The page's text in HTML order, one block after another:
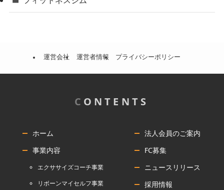
運営会社 運営者情報 プライバシーポリシー
C ONTENTS
ホーム
事業内容
エクササイズコーチ事業
リボーンマイセルフ事業
法人会員のご案内
FC募集
ニュースリリース
採用情報